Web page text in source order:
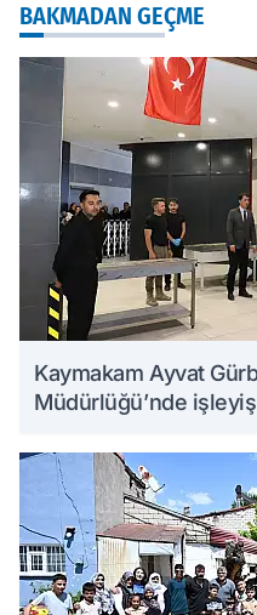
BAKMADAN GEÇME
Kaymakam Ayvat
Müdürlüğü’nde